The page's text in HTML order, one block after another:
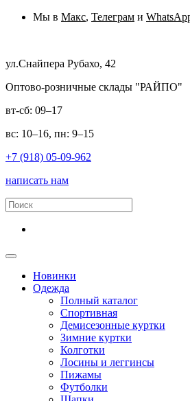
Мы в Макс, Телеграм и
ул.Снайпера Рубахо, 42
Оптово-розничные склады "РАЙПО"
вт-сб: 09–17
вс: 10–16, пн: 9–15
+7 (918) 05-09-962
написать нам
Новинки
Одежда
Полный каталог
Спортивная
Демисезонные куртки
Зимние куртки
Колготки
Лосины и леггинсы
Пижамы
Футболки